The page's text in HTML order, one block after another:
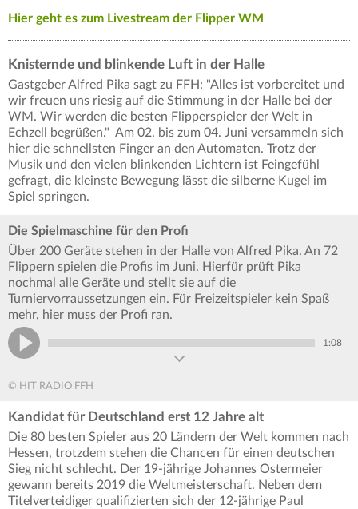
Hier geht es zum Livestream der Flipper WM
Knisternde und blinkende Luft in der Halle
Gastgeber Alfred Pika sagt zu FFH: "Alles ist vorbereitet und
wir freuen uns riesig auf die Stimmung in der Halle bei der
WM. Wir werden die besten Flipperspieler der Welt in
Echzell begrüßen." Am 02. bis zum 04. Juni versammeln sich
hier die schnellsten Finger an den Automaten. Trotz der
Musik und den vielen blinkenden Lichtern ist Feingefühl
gefragt, die kleinste Bewegung lässt die silberne Kugel im
Spiel springen.
Die Spielmaschine für den Profi
Über 200 Geräte stehen in der Halle von Alfred Pika. An 72
Flippern spielen die Profis im Juni. Hierfür prüft Pika
nochmal alle Geräte und stellt sie auf die
Turniervorraussetzungen ein. Für Freizeitspieler kein Spaß
mehr, hier muss der Profi ran.
1:08
© HIT RADIO FFH
Kandidat für Deutschland erst 12 Jahre alt
Die 80 besten Spieler aus 20 Ländern der Welt kommen nach
Hessen, trotzdem stehen die Chancen für einen deutschen
Sieg nicht schlecht. Der 19-jährige Johannes Ostermeier
gewann bereits 2019 die Weltmeisterschaft. Neben dem
Titelverteidiger qualifizierten sich der 12-jährige Paul